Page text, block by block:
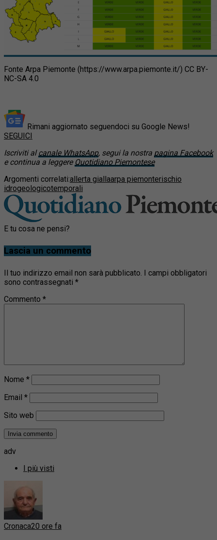
Fonte Arpa Piemonte (https://www.arpa.piemonte.it/) CC BY-
NC-SA 4.0
Rimani aggiornato seguendoci su Google News!
SEGUICI
Iscriviti alcanale WhatsApp, segui la nostra pagina Facebook
e continua a leggere Quotidiano Piemontese
Argomenti correlati:allerta giallaarpa piemonterischio
idrogeologicotemporali
E tu cosa ne pensi?
Lascia un commento
Il tuo indirizzo email non sarà pubblicato.
I campi obbligatori
sono contrassegnati *
Commento *
Nome *
Email *
Sito web
adv
I più visti
Cronaca20 ore fa